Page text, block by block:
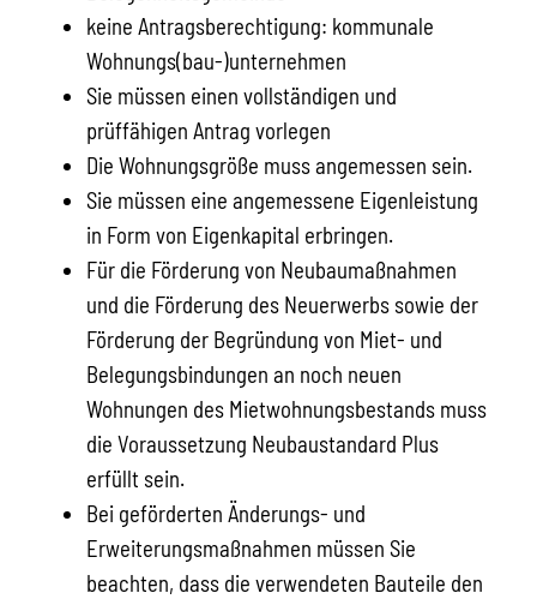
keine Antragsberechtigung: kommunale
Wohnungs(bau-)unternehmen
Sie müssen einen vollständigen und
prüffähigen Antrag vorlegen
Die Wohnungsgröße muss angemessen sein.
Sie müssen eine angemessene Eigenleistung
in Form von Eigenkapital erbringen.
Für die Förderung von Neubaumaßnahmen
und die Förderung des Neuerwerbs sowie der
Förderung der Begründung von Miet- und
Belegungsbindungen an noch neuen
Wohnungen des Mietwohnungsbestands muss
die Voraussetzung Neubaustandard Plus
erfüllt sein.
Bei geförderten Änderungs- und
Erweiterungsmaßnahmen müssen Sie
beachten, dass die verwendeten Bauteile den